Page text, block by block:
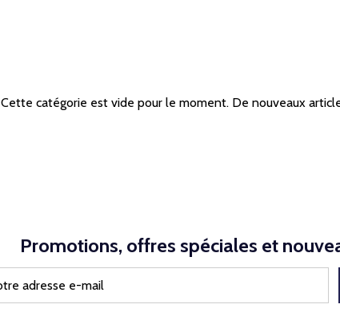
Cette catégorie est vide pour le moment. De nouveaux
Promotions, offres spéciales et